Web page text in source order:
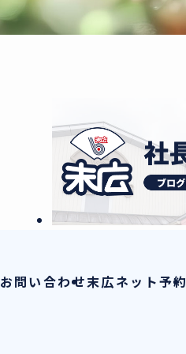
お問い合わせ末広ネット予約